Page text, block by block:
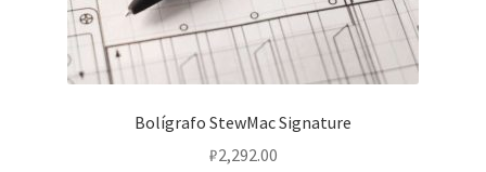
Bolígrafo StewMac Signature
₽2,292.00